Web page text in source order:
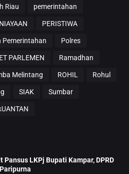
Riau pemerintahan
PERISTIWA
Pemerintahan Polres
PARLEMEN Ramadhan
Melintang ROHIL Rohul
SIAK Sumbar
Pansus LKPj Bupati Kampar, DPRD